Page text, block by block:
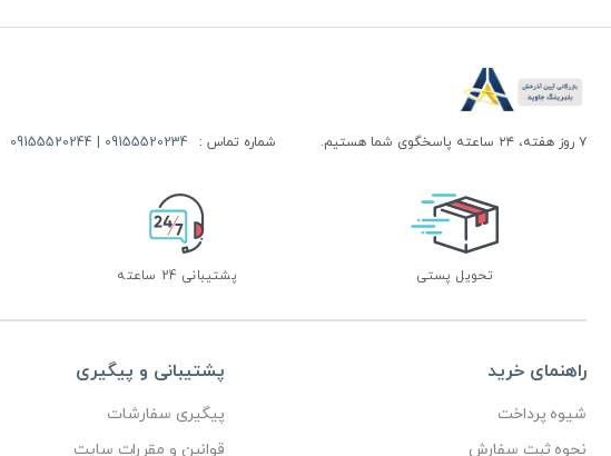
۷ روز هفته، ۲۴ ساعته پاسخگوی شما هستیم. شماره تماس : 09155520234 | 09155520244
تحویل پستی پشتیبانی 24 ساعته
راهنمای خرید
شیوه پرداخت
نحوه ثبت سفارش
پشتیبانی و پیگیری
پیگیری سفارشات
قوانین و مقررات سایت